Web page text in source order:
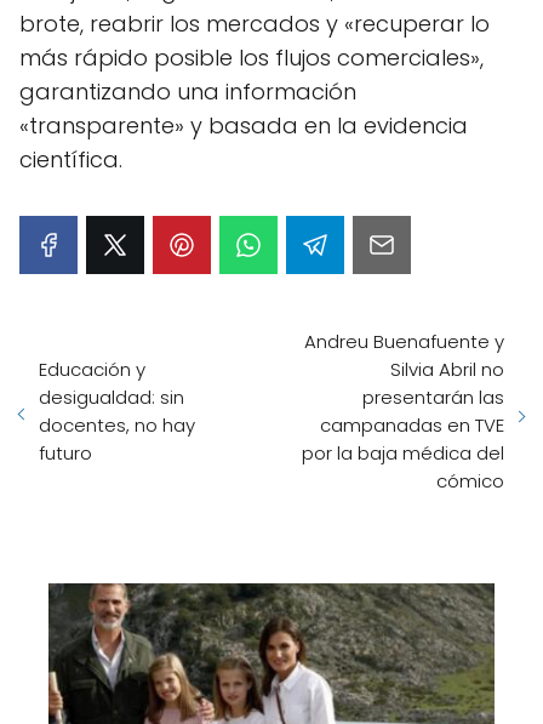
brote, reabrir los mercados y «recuperar lo
más rápido posible los flujos comerciales»,
garantizando una información
«transparente» y basada en la evidencia
científica.
Educación y
desigualdad: sin
docentes, no hay
futuro
Andreu Buenafuente y
Silvia Abril no
presentarán las
campanadas en TVE
por la baja médica del
cómico